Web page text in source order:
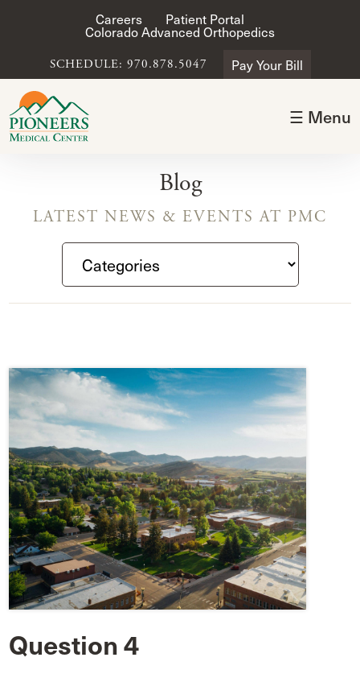
Careers Patient Portal
Colorado Advanced Orthopedics
SCHEDULE: 970.878.5047 Pay Your Bill
☰ Menu
Blog
LATEST NEWS & EVENTS AT PMC
Question 4